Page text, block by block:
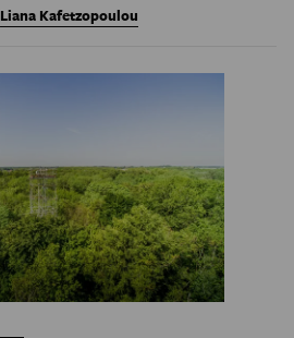
Liana Kafetzopoulou